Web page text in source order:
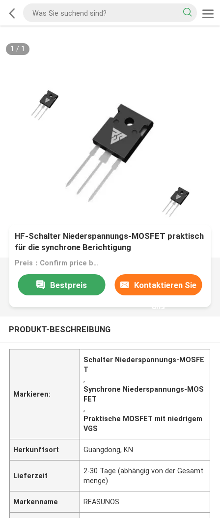
1 / 1
HF-Schalter Niederspannungs-MOSFET praktisch
für die synchrone Berichtigung
Preis：Confirm price based on product
Bestpreis Kontaktieren Sie
uns
PRODUKT-BESCHREIBUNG
Markieren:
Schalter Niederspannungs-MOSFE
T
,
Synchrone Niederspannungs-MOS
FET
,
Praktische MOSFET mit niedrigem
VGS
Herkunftsort Guangdong, KN
Lieferzeit
2-30 Tage (abhängig von der Gesamt
menge)
Markenname REASUNOS